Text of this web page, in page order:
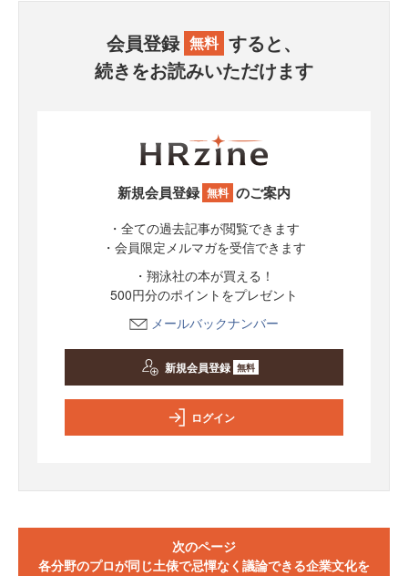
会員登録 無料 すると、
続きをお読みいただけます
新規会員登録 無料 のご案内
・全ての過去記事が閲覧できます
・会員限定メルマガを受信できます
・翔泳社の本が買える！
500円分のポイントをプレゼント
メールバックナンバー
新規会員登録 無料
ログイン
次のページ
各分野のプロが同じ土俵で忌憚なく議論できる企業文化を